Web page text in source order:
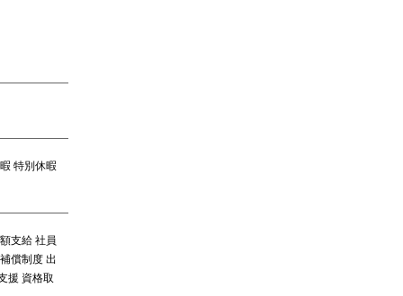
特別休暇
支給 社員
償制度 出
援 資格取